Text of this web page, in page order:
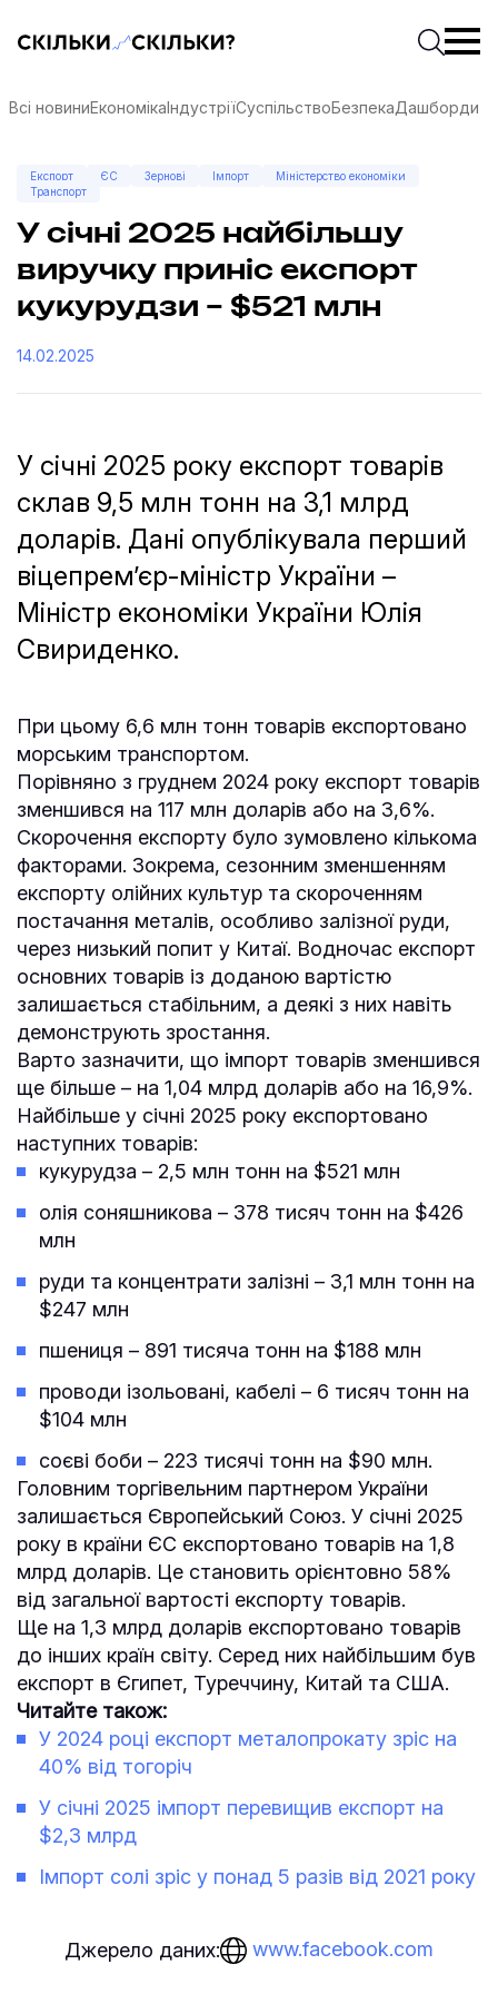
Скільки-скільки? — Медіа про суспільні даніПочати
Всі новиниЕкономікаІндустріїСуспільствоБезпекаДашборди
Експорт ЄС Зернові Імпорт
Міністерство економіки
Транспорт
У січні 2025 найбільшу
виручку приніс експорт
кукурудзи – $521 млн
14.02.2025
У січні 2025 року експорт товарів
склав 9,5 млн тонн на 3,1 млрд
доларів. Дані опублікувала перший
віцепрем’єр-міністр України –
Міністр економіки України Юлія
Свириденко.
При цьому 6,6 млн тонн товарів експортовано
морським транспортом.
Порівняно з груднем 2024 року експорт товарів
зменшився на 117 млн доларів або на 3,6%.
Скорочення експорту було зумовлено кількома
факторами. Зокрема, сезонним зменшенням
експорту олійних культур та скороченням
постачання металів, особливо залізної руди,
через низький попит у Китаї. Водночас експорт
основних товарів із доданою вартістю
залишається стабільним, а деякі з них навіть
демонструють зростання.
Варто зазначити, що імпорт товарів зменшився
ще більше – на 1,04 млрд доларів або на 16,9%.
Найбільше у січні 2025 року експортовано
наступних товарів:
кукурудза – 2,5 млн тонн на $521 млн
олія соняшникова – 378 тисяч тонн на $426
млн
руди та концентрати залізні – 3,1 млн тонн на
$247 млн
пшениця – 891 тисяча тонн на $188 млн
проводи ізольовані, кабелі – 6 тисяч тонн на
$104 млн
соєві боби – 223 тисячі тонн на $90 млн.
Головним торгівельним партнером України
залишається Європейський Союз. У січні 2025
року в країни ЄС експортовано товарів на 1,8
млрд доларів. Це становить орієнтовно 58%
від загальної вартості експорту товарів.
Ще на 1,3 млрд доларів експортовано товарів
до інших країн світу. Серед них найбільшим був
експорт в Єгипет, Туреччину, Китай та США.
Читайте також:
У 2024 році експорт металопрокату зріс на
40% від тогоріч
У січні 2025 імпорт перевищив експорт на
$2,3 млрд
Імпорт солі зріс у понад 5 разів від 2021 року
Джерело даних: www.facebook.com